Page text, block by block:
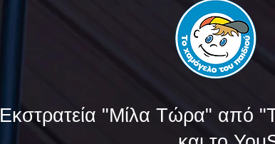
Εκστρατεία "Μίλα Τώρα" από